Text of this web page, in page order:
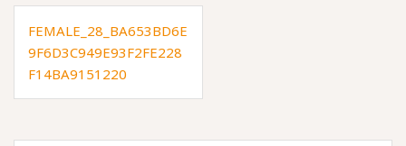
Inläggsnavigering
FEMALE_28_BA653BD6E
9F6D3C949E93F2FE228
F14BA9151220